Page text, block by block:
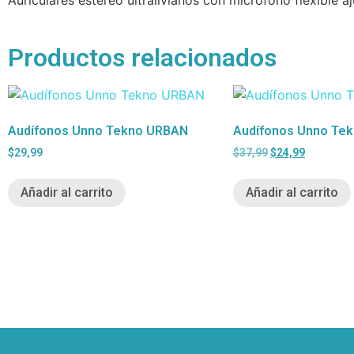
Productos relacionados
Audífonos Unno Tekno URBAN
$29,99
Añadir al carrito
Audífonos Unno
$37,99$24,99
Añadir al carrito